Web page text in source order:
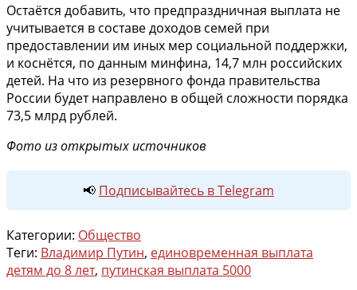
Остаётся добавить, что предпраздничная выплата не
учитывается в составе доходов семей при
предоставлении им иных мер социальной поддержки,
и коснётся, по данным минфина, 14,7 млн российских
детей. На что из резервного фонда правительства
России будет направлено в общей сложности порядка
73,5 млрд рублей.
Фото из открытых источников
📢 Подписывайтесь в Telegram
Категории: Общество
Теги: Владимир Путин, единовременная выплата
детям до 8 лет, путинская выплата 5000